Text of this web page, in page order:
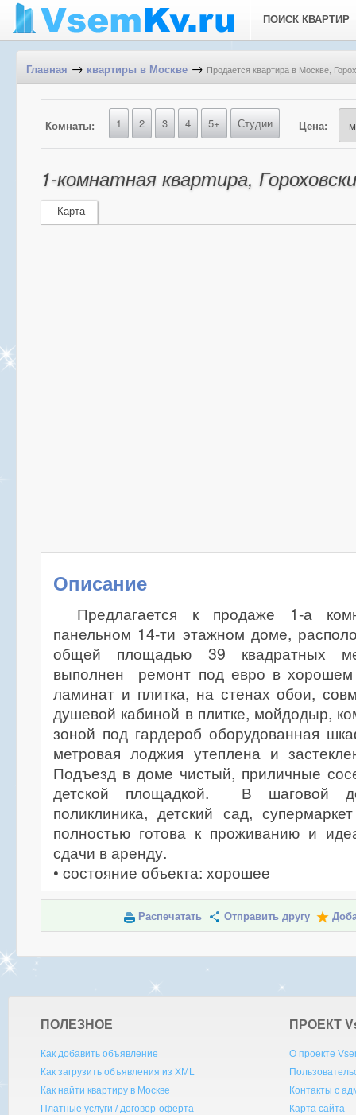
ПОИСК КВАРТИР
Главная → квартиры в Москве → Продается квартира в Москве,
Комнаты: 1 2 3 4 5+ Студии Цена:
1-комнатная квартира,
Карта
Описание
Предлагается к продаже 1-а
панельном 14-ти этажном доме,
общей площадью 39 квадратных
выполнен ремонт под евро в хорошем
ламинат и плитка, на стенах обои,
душевой кабиной в плитке, мойдодыр,
зоной под гардероб оборудованная
метровая лоджия утеплена и
Подъезд в доме чистый, приличные
детской площадкой. В шаговой
поликлиника, детский сад,
полностью готова к проживанию и
сдачи в аренду.
• cостояние объекта: хорошее
Распечатать Отправить другу
ПОЛЕЗНОЕ
Как добавить объявление
Как загрузить объявления из XML
Как найти квартиру в Москве
Платные услуги / договор-оферта
ПРОЕКТ V
О проекте
Контакты с
Карта сайта